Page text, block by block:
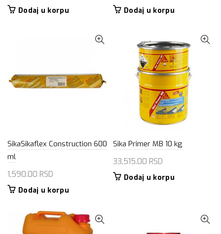
Dodaj u korpu Dodaj u korpu
SikaSikaflex Construction 600
ml
1,590.00 RSD
Dodaj u korpu
Sika Primer MB 10 kg
33,515.00 RSD
Dodaj u korpu